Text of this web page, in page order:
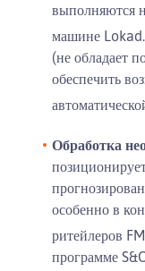
выполняются
машине Lokad.
(не обладает
обеспечить
Обработка
особенно в
ритейлеров
программе